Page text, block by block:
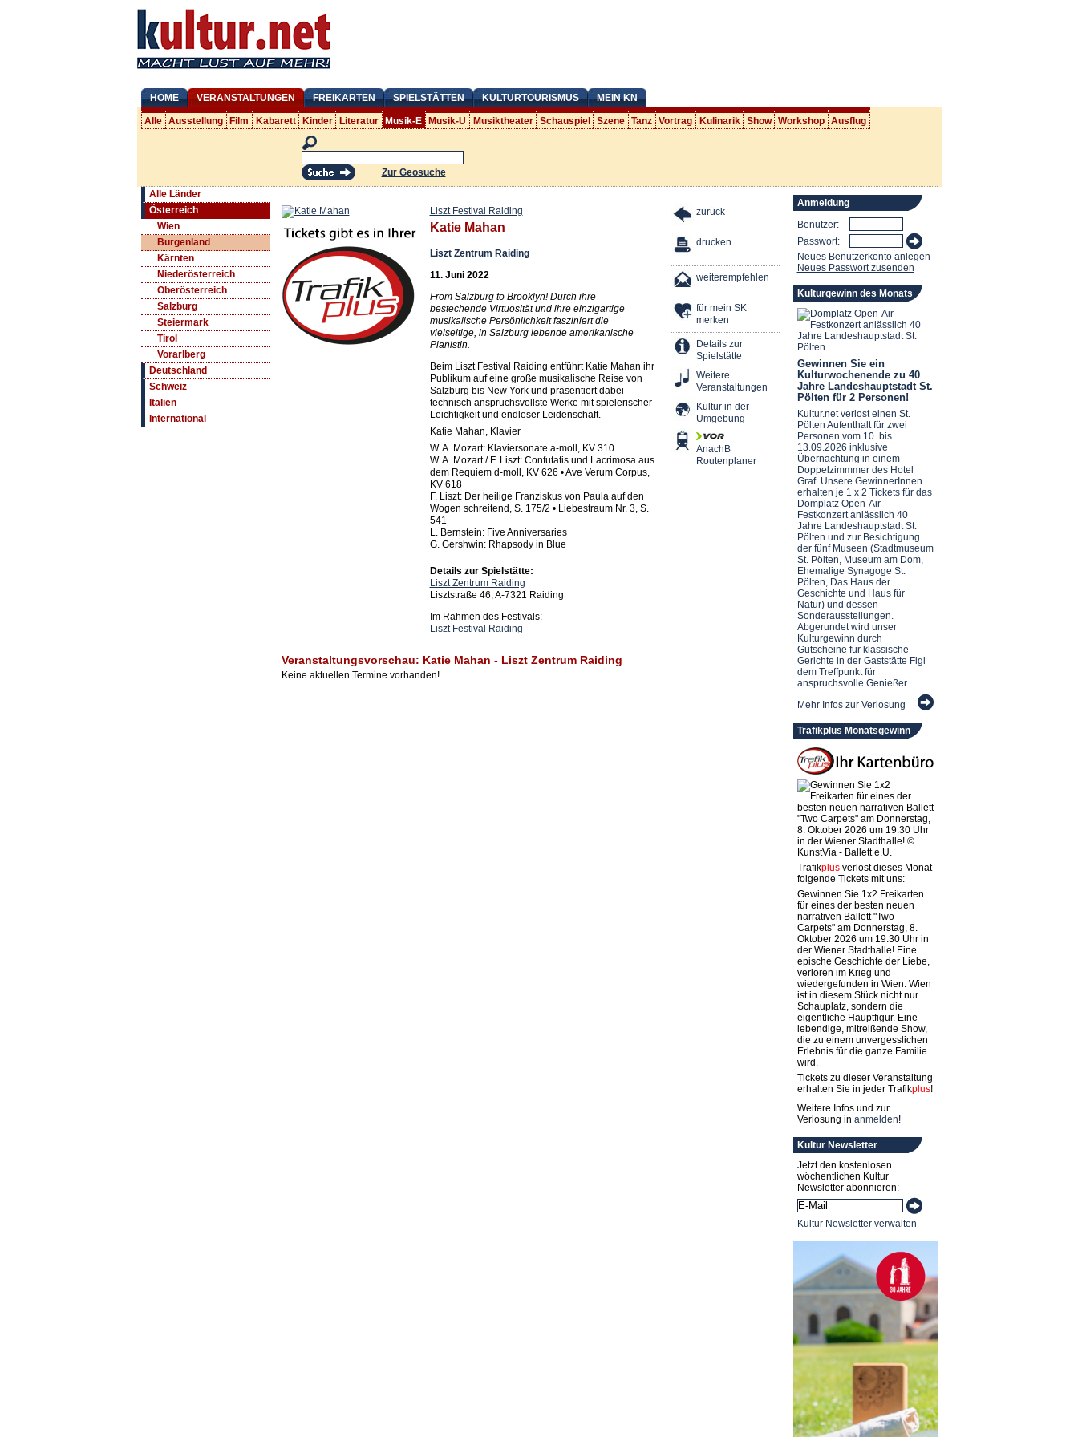
HOME VERANSTALTUNGEN FREIKARTEN SPIELSTÄTTEN KULTURTOURISMUS MEIN KN
Alle Ausstellung Film Kabarett Kinder Literatur Musik-E Musik-U Musiktheater Schauspiel Szene Tanz Vortrag Kulinarik Show Workshop Ausflug
Zur Geosuche
Alle Länder
Österreich
Wien
Burgenland
Kärnten
Niederösterreich
Oberösterreich
Salzburg
Steiermark
Tirol
Vorarlberg
Deutschland
Schweiz
Italien
International
Liszt Festival Raiding
Katie Mahan
Liszt Zentrum Raiding
11. Juni 2022
From Salzburg to Brooklyn! Durch ihre
bestechende Virtuosität und ihre einzigartige
musikalische Persönlichkeit fasziniert die
vielseitige, in Salzburg lebende amerikanische
Pianistin.
Beim Liszt Festival Raiding entführt Katie Mahan ihr
Publikum auf eine große musikalische Reise von
Salzburg bis New York und präsentiert dabei
technisch anspruchsvollste Werke mit spielerischer
Leichtigkeit und endloser Leidenschaft.
Katie Mahan, Klavier
W. A. Mozart: Klaviersonate a-moll, KV 310
W. A. Mozart / F. Liszt: Confutatis und Lacrimosa aus
dem Requiem d-moll, KV 626 • Ave Verum Corpus,
KV 618
F. Liszt: Der heilige Franziskus von Paula auf den
Wogen schreitend, S. 175/2 • Liebestraum Nr. 3, S.
541
L. Bernstein: Five Anniversaries
G. Gershwin: Rhapsody in Blue
Details zur Spielstätte:
Liszt Zentrum Raiding
Lisztstraße 46, A-7321 Raiding
Im Rahmen des Festivals:
Liszt Festival Raiding
Veranstaltungsvorschau: Katie Mahan - Liszt Zentrum Raiding
Keine aktuellen Termine vorhanden!
zurück
drucken
weiterempfehlen
für mein SK
merken
Details zur
Spielstätte
Weitere
Veranstaltungen
Kultur in der
Umgebung
AnachB
Routenplaner
Anmeldung
Benutzer:
Passwort:
Neues Benutzerkonto anlegen
Neues Passwort zusenden
Kulturgewinn des Monats
Gewinnen Sie ein
Kulturwochenende zu 40
Jahre Landeshauptstadt St.
Pölten für 2 Personen!
Kultur.net verlost einen St.
Pölten Aufenthalt für zwei
Personen vom 10. bis
13.09.2026 inklusive
Übernachtung in einem
Doppelzimmmer des Hotel
Graf. Unsere GewinnerInnen
erhalten je 1 x 2 Tickets für das
Domplatz Open-Air -
Festkonzert anlässlich 40
Jahre Landeshauptstadt St.
Pölten und zur Besichtigung
der fünf Museen (Stadtmuseum
St. Pölten, Museum am Dom,
Ehemalige Synagoge St.
Pölten, Das Haus der
Geschichte und Haus für
Natur) und dessen
Sonderausstellungen.
Abgerundet wird unser
Kulturgewinn durch
Gutscheine für klassische
Gerichte in der Gaststätte Figl
dem Treffpunkt für
anspruchsvolle Genießer.
Mehr Infos zur Verlosung
Trafikplus Monatsgewinn
Trafikplusverlost dieses Monat
folgende Tickets mit uns:
Gewinnen Sie 1x2 Freikarten
für eines der besten neuen
narrativen Ballett "Two
Carpets" am Donnerstag, 8.
Oktober 2026 um 19:30 Uhr in
der Wiener Stadthalle! Eine
epische Geschichte der Liebe,
verloren im Krieg und
wiedergefunden in Wien. Wien
ist in diesem Stück nicht nur
Schauplatz, sondern die
eigentliche Hauptfigur. Eine
lebendige, mitreißende Show,
die zu einem unvergesslichen
Erlebnis für die ganze Familie
wird.
Tickets zu dieser Veranstaltung
erhalten Sie in jeder Trafikplus!
Weitere Infos und zur
Verlosung in anmelden!
Kultur Newsletter
Jetzt den kostenlosen
wöchentlichen Kultur
Newsletter abonnieren:
Kultur Newsletter verwalten